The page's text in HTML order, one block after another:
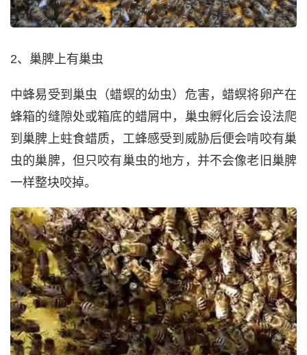
2、巢脾上有巢虫
中蜂易受到巢虫（蜡螟的幼虫）危害，蜡螟将卵产在
蜂箱的缝隙处或箱底的蜡屑中，巢虫孵化后会设法爬
到巢脾上蛀食蜡质，工蜂感受到威胁后便会啃咬有巢
虫的巢脾，但只咬有巢虫的地方，并不会像老旧巢脾
一样整块咬掉。